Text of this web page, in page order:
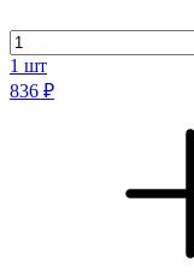
1 шт
836 ₽